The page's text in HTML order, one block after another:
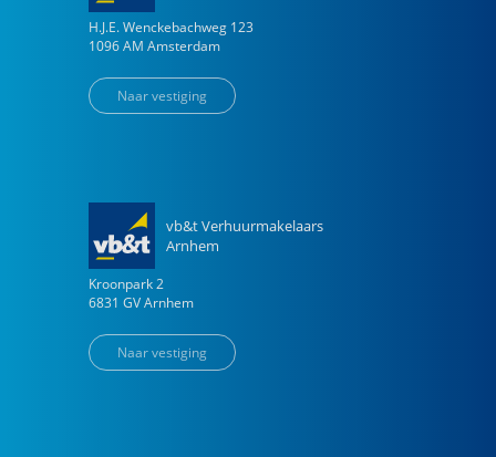
H.J.E. Wenckebachweg 123
1096 AM Amsterdam
Naar vestiging
vb&t Verhuurmakelaars
Arnhem
Kroonpark 2
6831 GV Arnhem
Naar vestiging